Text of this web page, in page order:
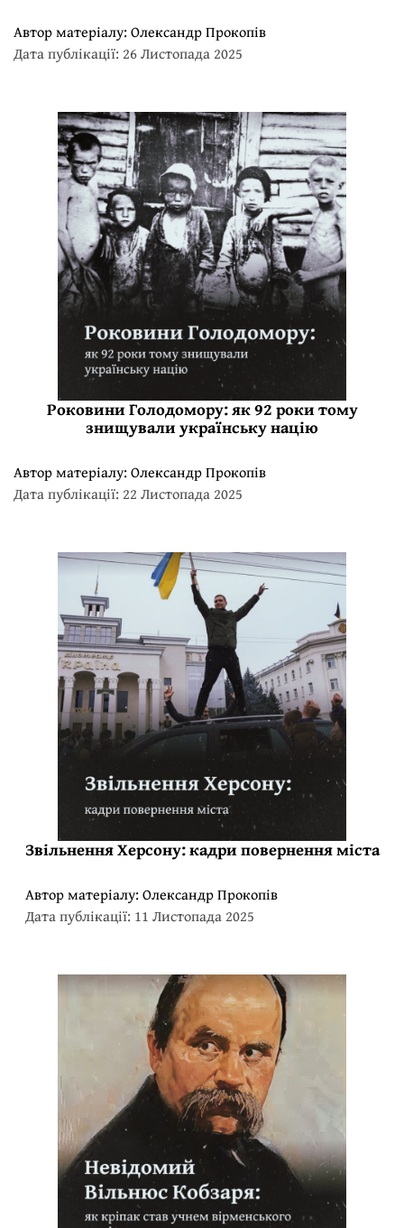
Автор матеріалу: Олександр Прокопів
Дата публікації: 26 Листопада 2025
Роковини Голодомору: як 92 роки тому
знищували українську націю
Автор матеріалу: Олександр Прокопів
Дата публікації: 22 Листопада 2025
Звільнення Херсону: кадри повернення міста
Автор матеріалу: Олександр Прокопів
Дата публікації: 11 Листопада 2025